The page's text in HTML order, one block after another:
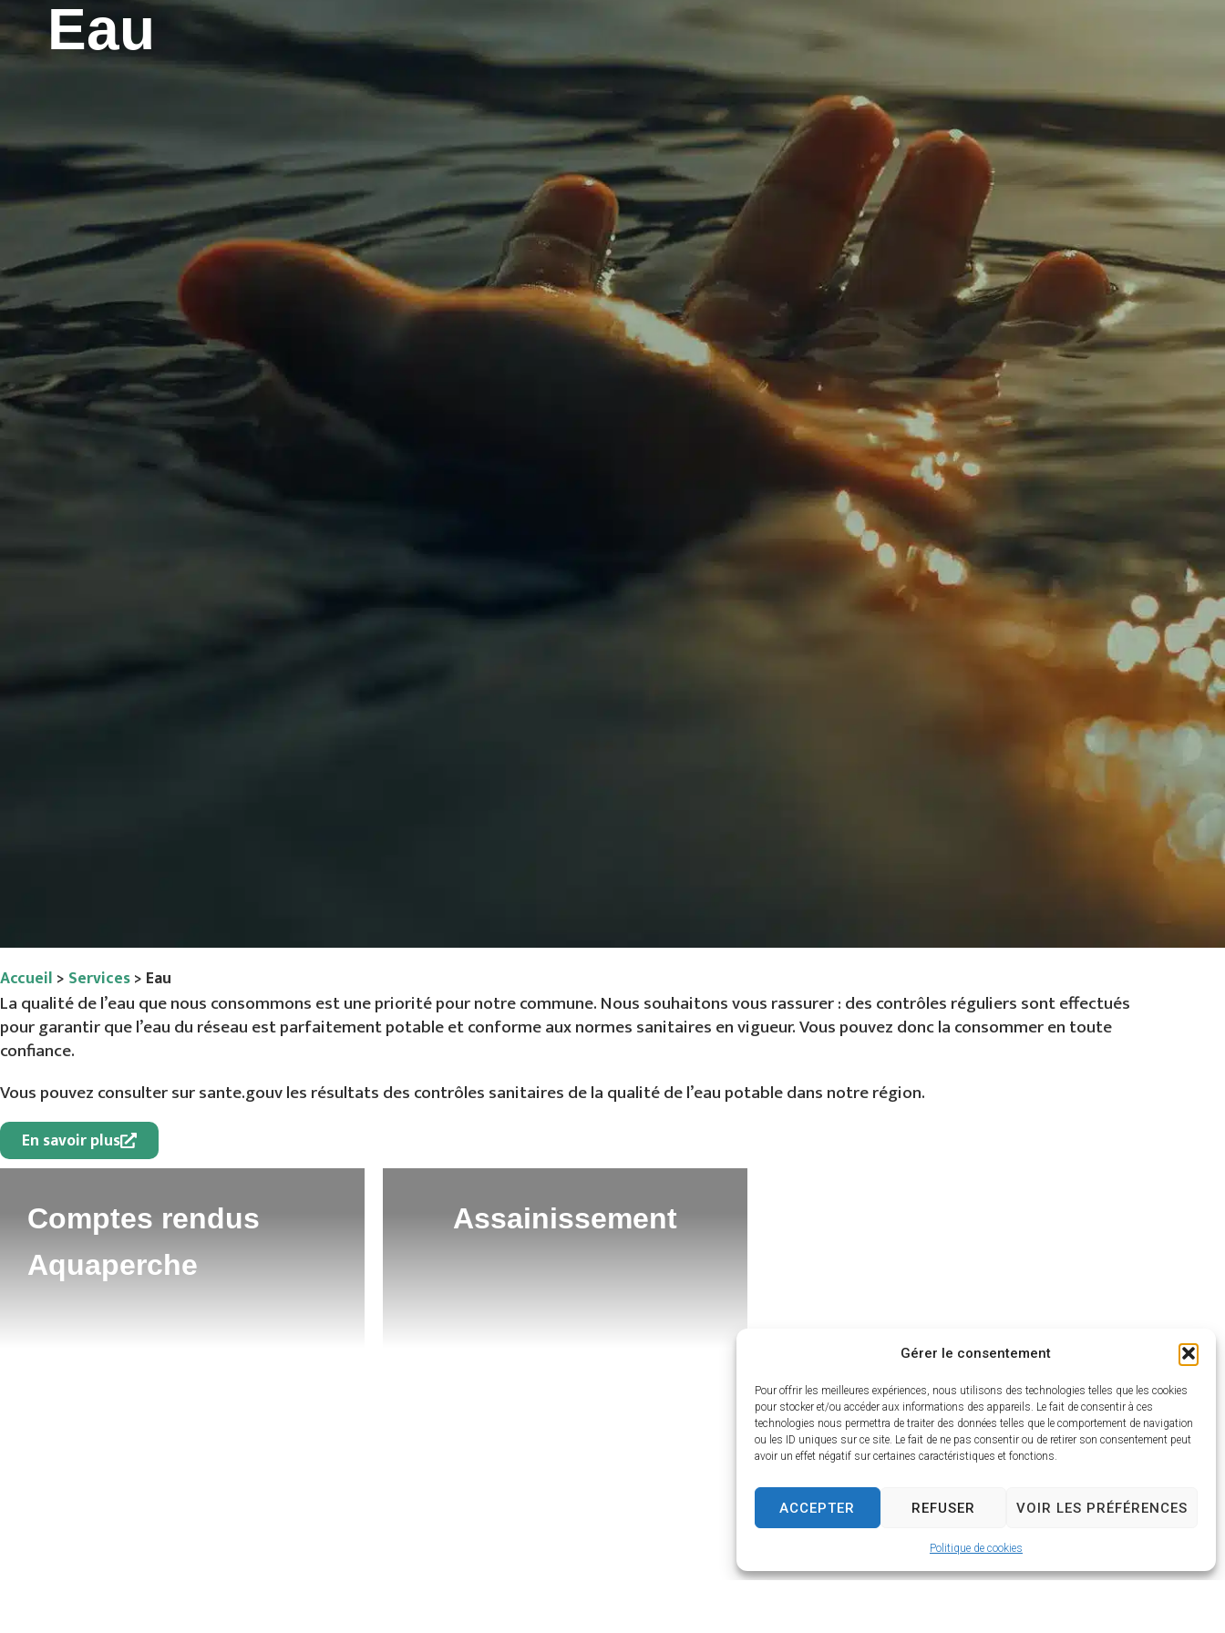
Gérer le consentement
Pour offrir les meilleures expériences, nous utilisons des technologies telles que les cookies
pour stocker et/ou accéder aux informations des appareils. Le fait de consentir à ces
technologies nous permettra de traiter des données telles que le comportement de navigation
ou les ID uniques sur ce site. Le fait de ne pas consentir ou de retirer son consentement peut
avoir un effet négatif sur certaines caractéristiques et fonctions.
ACCEPTER REFUSER VOIR LES PRÉFÉRENCES
Politique de cookies
Services
Eau
Accueil > Services> Eau
La qualité de l’eau que nous consommons est une priorité pour notre commune. Nous souhaitons vous rassurer : des contrôles réguliers sont effectués
pour garantir que l’eau du réseau est parfaitement potable et conforme aux normes sanitaires en vigueur. Vous pouvez donc la consommer en toute
confiance.
Vous pouvez consulter sur sante.gouv les résultats des contrôles sanitaires de la qualité de l’eau potable dans notre région.
En savoir plus
Comptes rendus
Aquaperche
Assainissement